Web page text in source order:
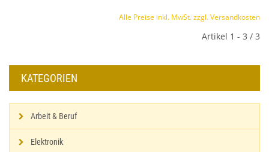
Alle Preise inkl. MwSt. zzgl. Versandkosten
Artikel 1 - 3 / 3
KATEGORIEN
Arbeit & Beruf
Elektronik